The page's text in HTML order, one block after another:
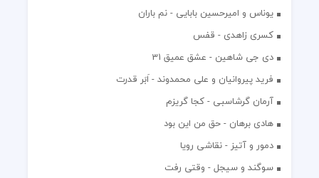
یوناس و امیرحسین بابایی - نم باران
کسری زاهدی - قفس
دی جی شاهین - عشق عمیق 31
فرید پیروانیان و علی محمدوند - اَبَر قدرت
آرمان گرشاسبی - کجا گریزم
هادی برهان - حق من این بود
دمور و آتیز - نقاشی رویا
سوگند و سیجل - وقتی رفت